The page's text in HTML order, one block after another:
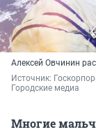
Алексей Овчинин
Источник:
Городские медиа
Многие